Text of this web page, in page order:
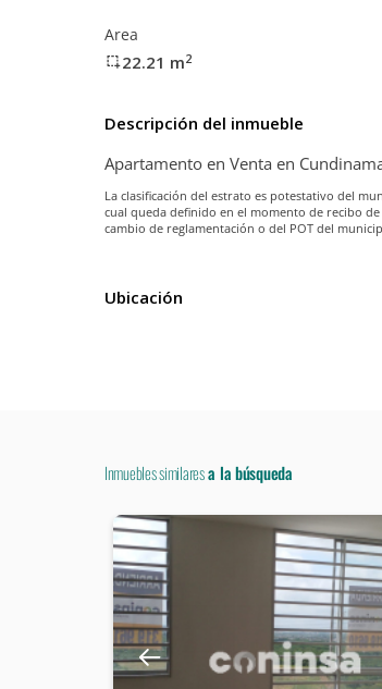
Area
22.21 m2
Descripción del inmueble
Apartamento en Venta en
La clasificación del estrato es potestativo del
cual queda definido en el momento de recibo
cambio de reglamentación o del POT del
Ubicación
Inmuebles similaresa la búsqueda